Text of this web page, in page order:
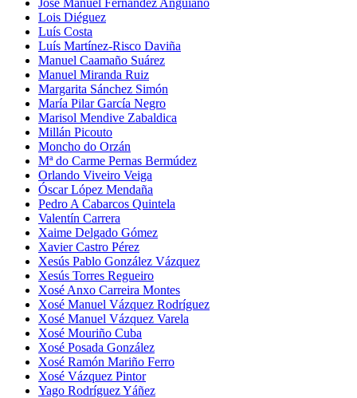
Lois Diéguez
Luís Costa
Luís Martínez-Risco Daviña
Manuel Caamaño Suárez
Manuel Miranda Ruiz
Margarita Sánchez Simón
María Pilar García Negro
Marisol Mendive Zabaldica
Millán Picouto
Moncho do Orzán
Mª do Carme Pernas Bermúdez
Orlando Viveiro Veiga
Óscar López Mendaña
Pedro A Cabarcos Quintela
Valentín Carrera
Xaime Delgado Gómez
Xavier Castro Pérez
Xesús Pablo González Vázquez
Xesús Torres Regueiro
Xosé Anxo Carreira Montes
Xosé Manuel Vázquez Rodríguez
Xosé Manuel Vázquez Varela
Xosé Mouriño Cuba
Xosé Posada González
Xosé Ramón Mariño Ferro
Xosé Vázquez Pintor
Yago Rodríguez Yáñez